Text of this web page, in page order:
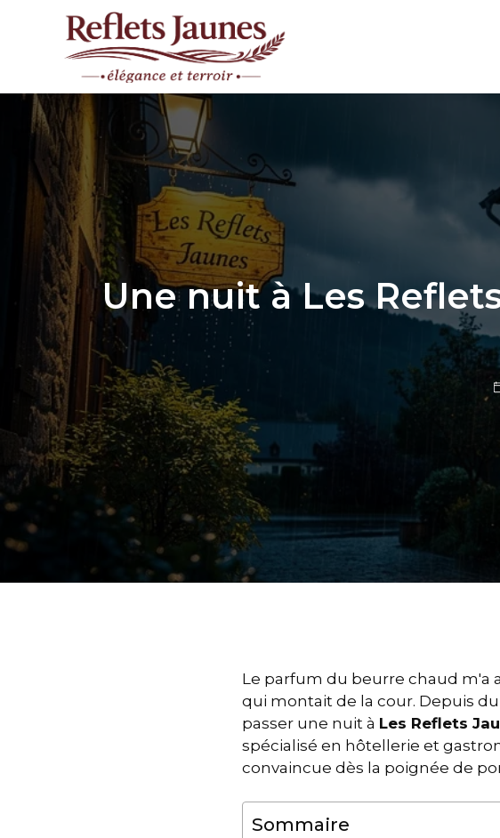
contenu
Une nuit à Les
Le parfum du beurre chaud m'a
qui montait de la cour. Depuis
passer une nuit à Les Reflets
spécialisé en hôtellerie et
convaincue dès la poignée de
Sommaire